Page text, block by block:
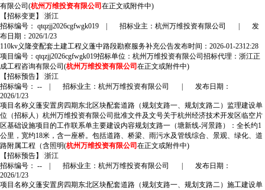
有限公司(杭州万维投资有限公司 在正文或附件中)
【招标变更】
浙江
招标编号： qtqzjj2026cgfwgk019
招标业主：杭州万维投资有限公司
发
布日期：2026/1/23
110kv义隆变配套土建工程义蓬中路段勘察服务补充公告发布时间：2026-01-2312:28
项目编号：qtqzjj2026cgfwgk019招标单位：杭州万维投资有限公司招标代理：浙江正
成工程咨询有限公司(杭州万维投资有限公司 在正文或附件中)
【招标预告】
浙江
招标编号： --
招标业主：杭州万维投资有限公司
发布日期：
2026/1/23
项目名称义蓬安置房四期东北区块配套道路（规划支路一、规划支路二）监理建设单
位（招标人）杭州万维投资有限公司批准文件及文号关于杭州经济技术开发区临空片
区基础设施项目的工作联系单主要建设内容规划支路一（塘新线-河景路）：全长约1
公里，宽约18米，含一座桥。包括道路、桥梁、雨污水及管线综合、景观、绿化、道
路附属工程（含照明(杭州万维投资有限公司 在正文或附件中)
【招标预告】
浙江
招标编号： --
招标业主：杭州万维投资有限公司
发布日期：
2026/1/23
项目名称义蓬安置房四期东北区块配套道路（规划支路一、规划支路二）施工建设单